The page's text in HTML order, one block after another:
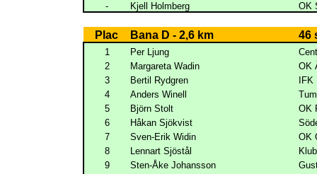
-
Kjell Holmberg OK
Plac Bana D - 2,6 km 46
1 Per Ljung
2
Margareta Wadin
OK
3
Bertil Rydgren
4
Anders Winell
5
Björn Stolt
OK
6
Håkan Sjökvist
7
Sven-Erik Widin
OK
8
Lennart Sjöstål
9
Sten-Åke Johansson